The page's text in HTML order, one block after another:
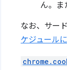
ん。ま
なお、サー
ケジュール